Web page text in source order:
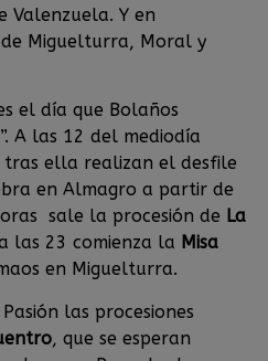
Valenzuela. Y en
Miguelturra, Moral y
el día que Bolaños
A las 12 del mediodía
tras ella realizan el desfile
en Almagro a partir de
sale la procesión de La
las 23 comienza la Misa
en Miguelturra.
las procesiones
, que se esperan